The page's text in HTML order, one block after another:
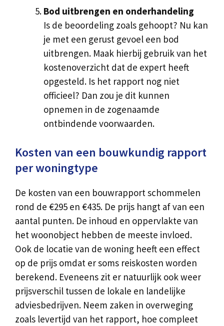
Bod uitbrengen en onderhandeling
Is de beoordeling zoals gehoopt? Nu kan
je met een gerust gevoel een bod
uitbrengen. Maak hierbij gebruik van het
kostenoverzicht dat de expert heeft
opgesteld. Is het rapport nog niet
officieel? Dan zou je dit kunnen
opnemen in de zogenaamde
ontbindende voorwaarden.
Kosten van een bouwkundig rapport
per woningtype
De kosten van een bouwrapport schommelen
rond de €295 en €435. De prijs hangt af van een
aantal punten. De inhoud en oppervlakte van
het woonobject hebben de meeste invloed.
Ook de locatie van de woning heeft een effect
op de prijs omdat er soms reiskosten worden
berekend. Eveneens zit er natuurlijk ook weer
prijsverschil tussen de lokale en landelijke
adviesbedrijven. Neem zaken in overweging
zoals levertijd van het rapport, hoe compleet